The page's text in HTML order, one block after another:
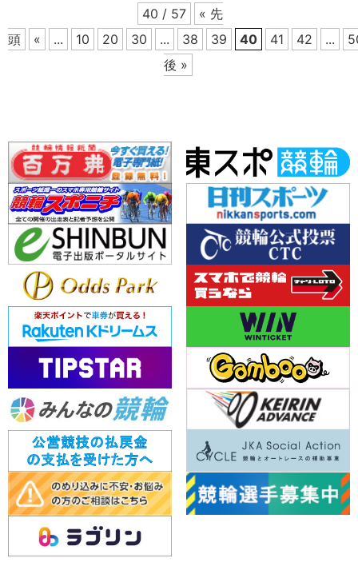
40 / 57
« 先
頭
« ... 10 20 30 ... 38 39 40 41 42 ...
後 »